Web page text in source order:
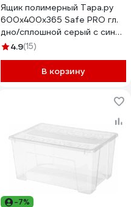
Ящик полимерный Тара.ру
600x400x365 Safe PRO гл.
дно/сплошной серый с синей
крышкой 33152
4.9(15)
В корзину
-7%